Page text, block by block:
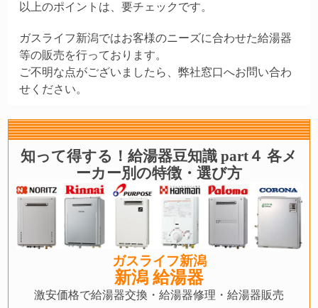
以上のポイントは、要チェックです。
ガスライフ新潟ではお客様のニーズに合わせた給湯器
等の販売を行っております。
ご不明な点がございましたら、弊社窓口へお問い合わ
せください。
知って得する！給湯器豆知識 part４ 各メ
ーカー別の特徴・選び方
ガスライフ新潟
新潟 給湯器
激安価格で給湯器交換・給湯器修理・給湯器販売